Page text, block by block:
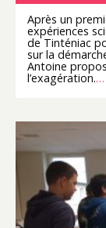
Après un
expériences
de Tinténiac
sur la
Antoine
l’exagération.…